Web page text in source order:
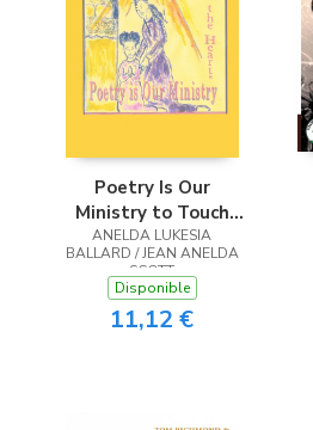
Poetry Is Our
Ministry to Touch
the Heart
ANELDA LUKESIA
BALLARD / JEAN ANELDA
SCOTT
Disponible
11,12 €